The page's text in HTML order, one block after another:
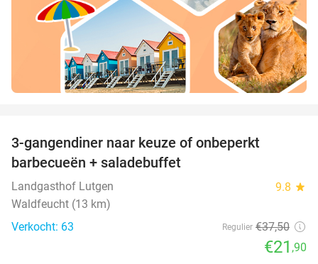
3-gangendiner naar keuze of onbeperkt
barbecueën + saladebuffet
Landgasthof Lutgen 9.8 star
Waldfeucht (13 km)
Verkocht: 63
Regulier €37,50
€21 ,90